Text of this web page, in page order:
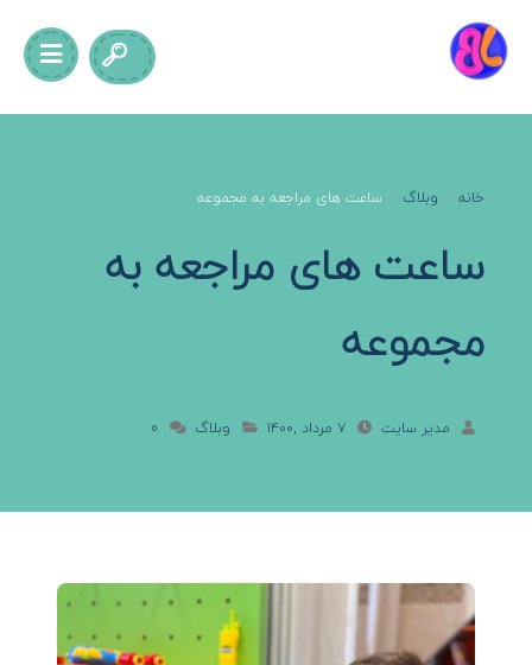
خانه / وبلاگ / ساعت های مراجعه به مجموعه
ساعت های مراجعه به
مجموعه
مدیر سایت ۷ مرداد ,۱۴۰۰ وبلاگ 0